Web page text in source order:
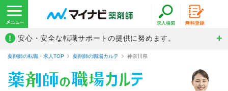
! 安心・安全な転職サポートの提供に努めます。
薬剤師の転職・求人TOP 薬剤師の職場カルテ 神奈川県